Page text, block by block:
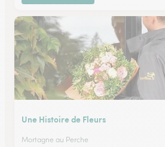
Une Histoire de Fleurs
Mortagne au Perche